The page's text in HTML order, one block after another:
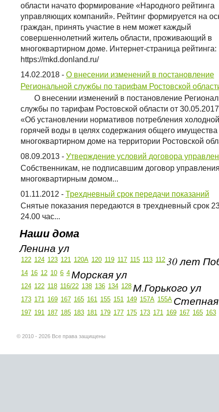
области начато формирование «Народного рейтинга
управляющих компаний». Рейтинг формируется на
граждан, принять участие в нем может каждый
совершеннолетний житель области, проживающий в
многоквартирном доме. Интернет-страница рейтинга:
https://mkd.donland.ru/
14.02.2018 - О внесении изменений в постановление
Региональной службы по тарифам Ростовской
О внесении изменений в постановление
службы по тарифам Ростовской области от
«Об установлении нормативов потребления
горячей воды в целях содержания общего имущества
многоквартирном доме на территории Ростовской
08.09.2013 - Утверждение условий договора
Собственникам, не подписавшим договор
многоквартирным домом...
01.11.2012 - Трехдневный срок передачи показаний
Снятые показания передаются в трехдневный срок
24.00 час...
Наши дома
Ленина ул
122 124 123 121 120А 120 119 117 115 113 112 30 лет
14 16 12 10 6 4 Морская ул
124 122 118 116/22 138 136 134 128 М.Горького ул
173 171 169 167 165 161 155 151 149 157А 155А
197 191 187 185 183 181 179 177 175 173 171 169 167 165 163
© 2010 - 2026 Все права защищены